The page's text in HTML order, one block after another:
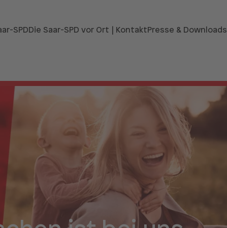
SPDDie Saar-SPD vor Ort | KontaktPresse & Downloads